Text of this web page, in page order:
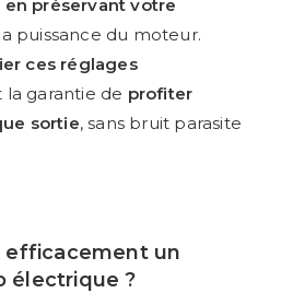
préservant votre
puissance du moteur.
ces réglages
la garantie de profiter
sortie, sans bruit parasite
un
électrique ?